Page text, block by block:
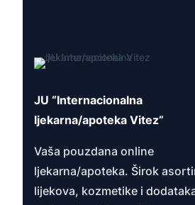
JU “Internacionalna
ljekarna/apoteka Vitez”
Vaša pouzdana online
ljekarna/apoteka. Širok
lijekova, kozmetike i